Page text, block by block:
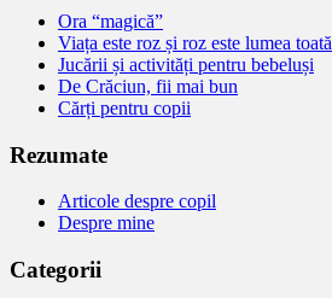
Ora “magică”
Viața este roz și roz este lumea toată
Jucării și activități pentru bebeluși
De Crăciun, fii mai bun
Cărți pentru copii
Rezumate
Articole despre copil
Despre mine
Categorii